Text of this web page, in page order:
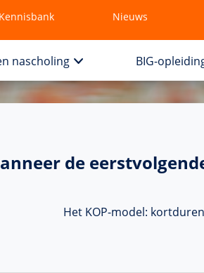
Kennisbank Nieuws
nascholing BIG-
de
Het KOP-model: